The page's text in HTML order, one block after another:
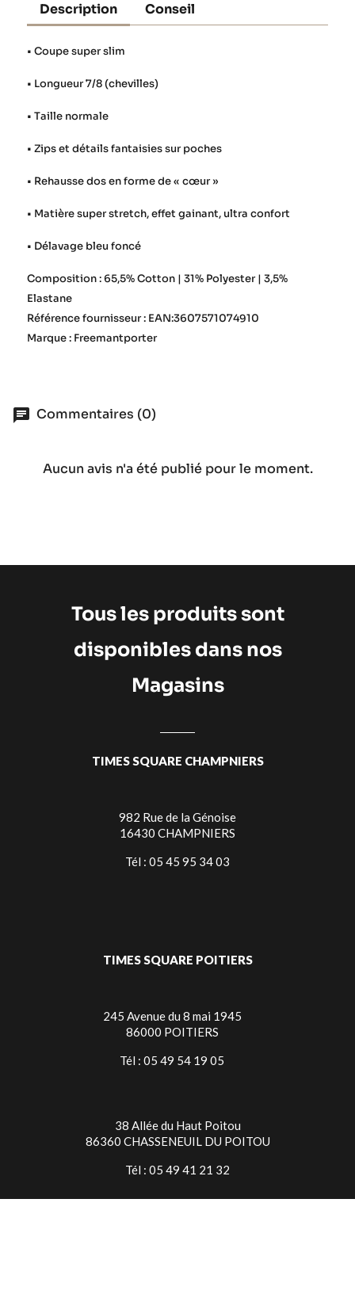
Description Conseil
• Coupe super slim
• Longueur 7/8 (chevilles)
• Taille normale
• Zips et détails fantaisies sur poches
• Rehausse dos en forme de « cœur »
• Matière super stretch, effet gainant, ultra confort
• Délavage bleu foncé
Composition : 65,5% Cotton | 31% Polyester | 3,5%
Elastane
Référence fournisseur : EAN:3607571074910
Marque : Freemantporter
Commentaires (0)
Aucun avis n'a été publié pour le moment.
Tous les produits sont
disponibles dans nos
Magasins
TIMES SQUARE CHAMPNIERS
982 Rue de la Génoise
16430 CHAMPNIERS
Tél : 05 45 95 34 03
TIMES SQUARE POITIERS
245 Avenue du 8 mai 1945
86000 POITIERS
Tél : 05 49 54 19 05
38 Allée du Haut Poitou
86360 CHASSENEUIL DU POITOU
Tél : 05 49 41 21 32